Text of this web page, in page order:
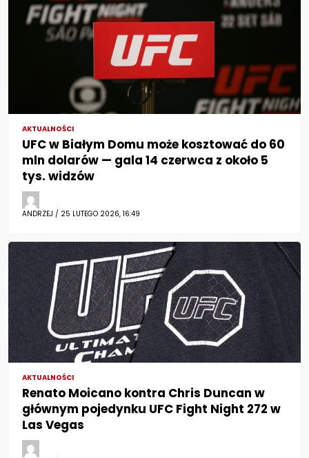
AKTUALNOŚCI
UFC w Białym Domu może kosztować do 60
mln dolarów — gala 14 czerwca z około 5
tys. widzów
ANDRZEJ / 25 LUTEGO 2026, 16:49
AKTUALNOŚCI
Renato Moicano kontra Chris Duncan w
głównym pojedynku UFC Fight Night 272 w
Las Vegas